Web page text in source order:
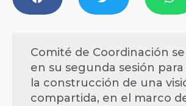
Comité de Coordinación
en su segunda sesión
la construcción de una
compartida, en el marco